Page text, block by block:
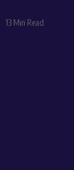
13 Min Read